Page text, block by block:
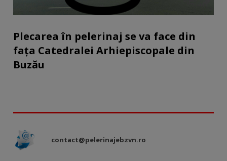
Plecarea în pelerinaj se va face din
fața Catedralei Arhiepiscopale din
Buzău
contact@pelerinajebzvn.ro